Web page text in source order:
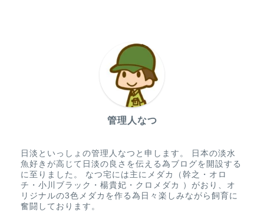
管理人なつ
日淡といっしょの管理人なつと申します。 日本の淡水
魚好きが高じて日淡の良さを伝える為ブログを開設する
に至りました。 なつ宅には主にメダカ（幹之・オロ
チ・小川ブラック・楊貴妃・クロメダカ ）がおり、オ
リジナルの3色メダカを作る為日々楽しみながら飼育に
奮闘しております。